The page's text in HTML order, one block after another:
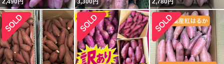
2,490円 3,300円 2,780円